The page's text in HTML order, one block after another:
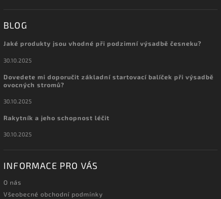
BLOG
Jaké produkty jsou vhodné při podzimní výsadbě česneku?
30.10.2025
Dovedete mi doporučit základní startovací balíček při výsadbě
ovocných stromů?
30.10.2025
Rakytník a jeho schopnost léčit
30.10.2025
INFORMACE PRO VÁS
O nás
Všeobecné obchodní podmínky